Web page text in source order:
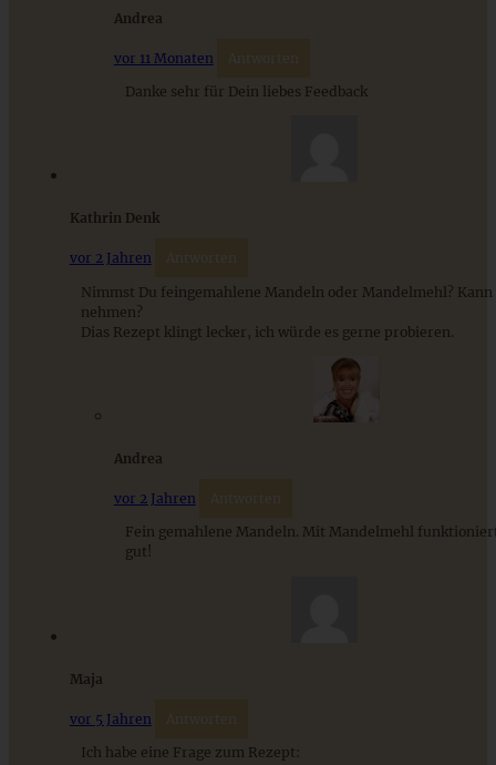
einfach und gelingsicher
Cremiges Lemon Posset - die einfachste Zitronencreme in
Stracciatella-Quarkcreme mit Kirschgrütze - einfaches
Dessert im Glas
Andrea
vor 11 Monaten Antworten
Danke sehr für Dein liebes Feedback
Kathrin Denk
vor 2 Jahren Antworten
Nimmst Du feingemahlene Mandeln oder Mandelmehl? Kann
nehmen?
Dias Rezept klingt lecker, ich würde es gerne probieren.
Andrea
vor 2 Jahren Antworten
Fein gemahlene Mandeln. Mit Mandelmehl
gut!
Maja
vor 5 Jahren Antworten
Ich habe eine Frage zum Rezept: